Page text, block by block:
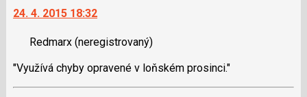
následující
P
předchozí
nový
další
názor.
navigaci
lze
24. 4. 2015 18:32
Redmarx (neregistrovaný)
"Využívá chyby opravené v loňském prosinci."